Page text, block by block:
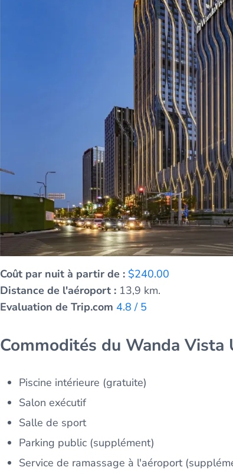
Coût par nuit à partir de : $240.00
Distance de l'aéroport : 13,9 km.
Evaluation de Trip.com 4.8 / 5
Commodités du Wanda Vista
Piscine intérieure (gratuite)
Salon exécutif
Salle de sport
Parking public (supplément)
Service de ramassage à l'aéroport